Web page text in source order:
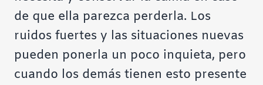
de que ella parezca perderla. Los
ruidos fuertes y las situaciones nuevas
pueden ponerla un poco inquieta, pero
cuando los demás tienen esto presente